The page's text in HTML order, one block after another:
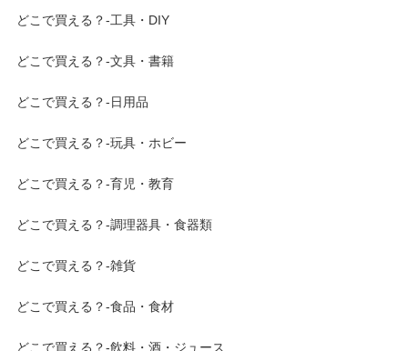
どこで買える？-工具・DIY
どこで買える？-文具・書籍
どこで買える？-日用品
どこで買える？-玩具・ホビー
どこで買える？-育児・教育
どこで買える？-調理器具・食器類
どこで買える？-雑貨
どこで買える？-食品・食材
どこで買える？-飲料・酒・ジュース